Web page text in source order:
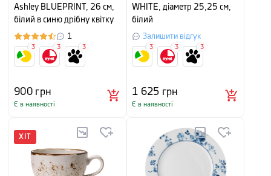
Ashley BLUEPRINT, 26 см,
білий в синю дрібну квітку
1
900грн
Є в наявності
3 3 3
WHITE, діаметр 25,25 см,
білий
Залишити відгук
1 625 грн
Є в наявності
3 3 3
ХІТ